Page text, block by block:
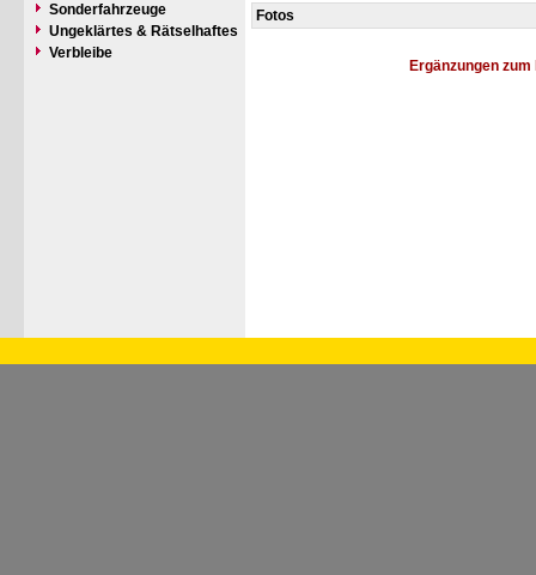
Sonderfahrzeuge
Ungeklärtes & Rätselhaftes
Verbleibe
Fotos
Ergänzungen